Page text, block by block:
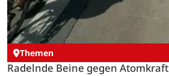
Themen
Radelnde Beine gegen Atomkraft